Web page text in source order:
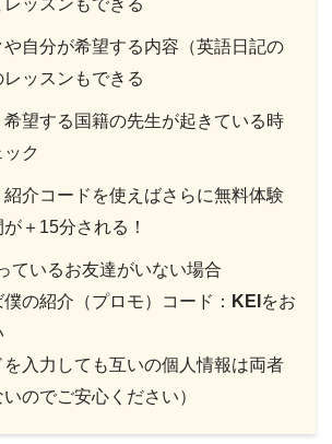
ッスンもできる
自分が希望する内容（英語日記の
ッスンもできる
望する国籍の先生が起きている時
ク
介コードを使えばさらに無料体験
＋15分される！
ているお友達がいない場合
の紹介（プロモ）コード： KEI をお
を入力しても互いの個人情報は両者
のでご安心ください）